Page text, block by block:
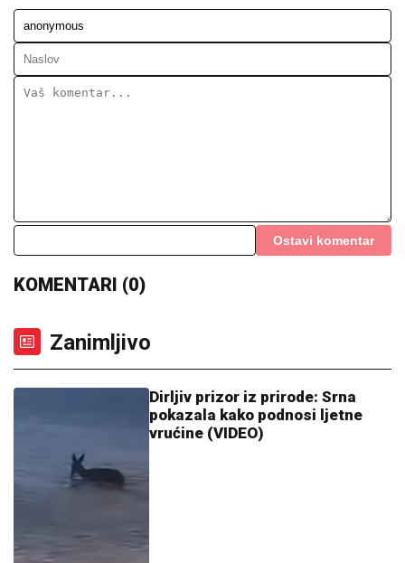
Ostavi komentar
KOMENTARI (0)
Zanimljivo
Dirljiv prizor iz prirode: Srna
pokazala kako podnosi ljetne
vrućine (VIDEO)